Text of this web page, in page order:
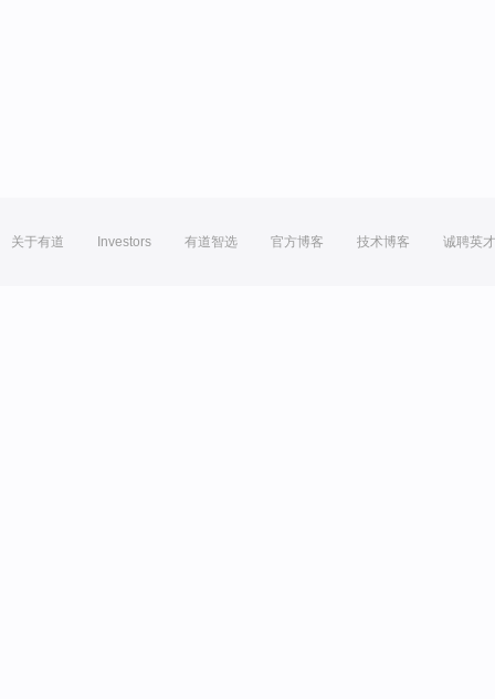
关于有道 Investors 有道智选 官方博客 技术博客 诚聘英才